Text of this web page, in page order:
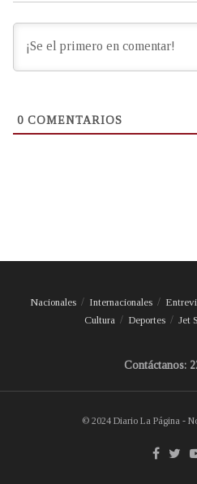
0 COMENTARIOS
Nacionales Internacionales
Cultura
Deportes Jet
Contáctanos:
© 2024 Diario La Página -